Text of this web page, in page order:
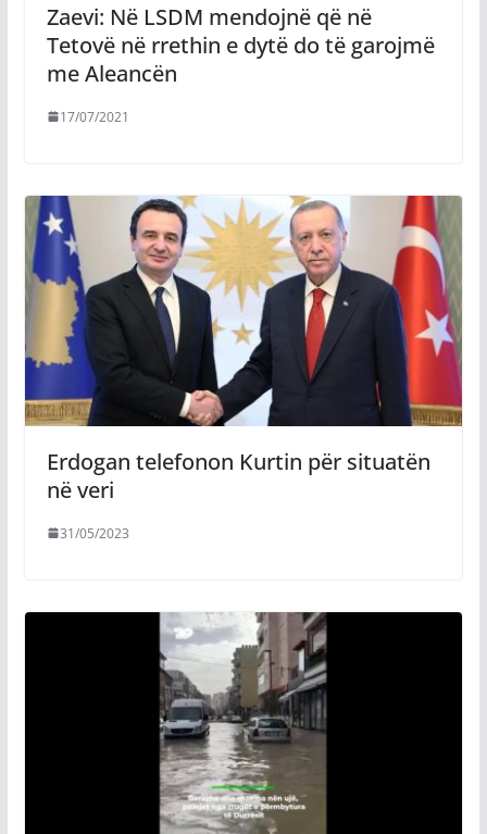
Zaevi: Në LSDM mendojnë që në
Tetovë në rrethin e dytë do të garojmë
me Aleancën
17/07/2021
Erdogan telefonon Kurtin për situatën
në veri
31/05/2023